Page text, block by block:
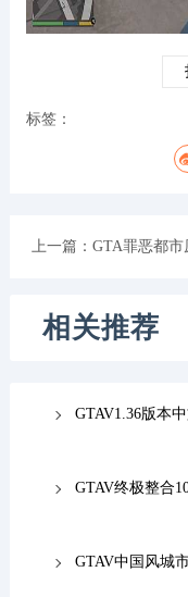
标签：
上一篇： GTA罪恶都
相关推荐